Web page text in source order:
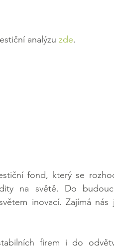
analýzu zde.
fond, který se
na světě. Do
inovací. Zajímá
firem i do